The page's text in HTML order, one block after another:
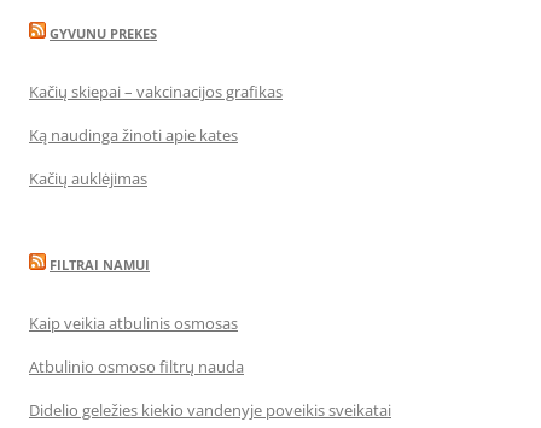
GYVUNU PREKES
Kačių skiepai – vakcinacijos grafikas
Ką naudinga žinoti apie kates
Kačių auklėjimas
FILTRAI NAMUI
Kaip veikia atbulinis osmosas
Atbulinio osmoso filtrų nauda
Didelio geležies kiekio vandenyje poveikis sveikatai